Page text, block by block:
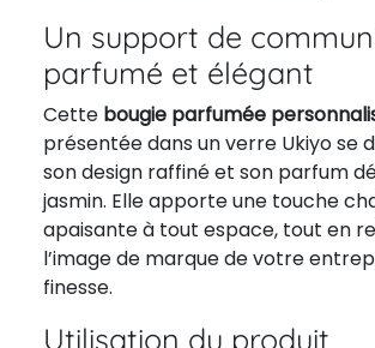
Un support de
parfumé et élégant
Cette bougie parfumée
présentée dans un verre Ukiyo se
son design raffiné et son parfum
jasmin. Elle apporte une touche
apaisante à tout espace, tout en
l’image de marque de votre
finesse.
Utilisation du produit